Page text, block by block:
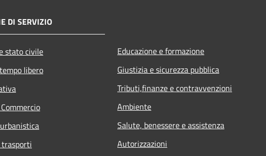
DI SERVIZIO
stato civile
libero
Educazione e formazione
Giustizia e sicurezza pubblica
Tributi,finanze e contravvenzioni
Ambiente
Salute, benessere e assistenza
Autorizzazioni